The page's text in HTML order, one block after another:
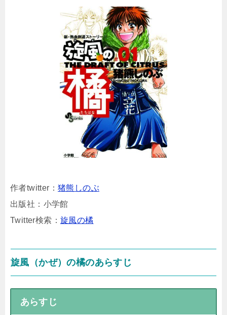
作者twitter： 猪熊しのぶ
出版社：小学館
Twitter検索： 旋風の橘
旋風（かぜ）の橘のあらすじ
あらすじ